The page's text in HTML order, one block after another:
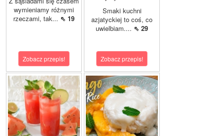
wymieniamy różnymi
rzeczami, tak... ⇖ 19
Zobacz przepis!
Smaki kuchni
azjatyckiej to coś, co
uwielbiam.... ⇖ 29
Zobacz przepis!